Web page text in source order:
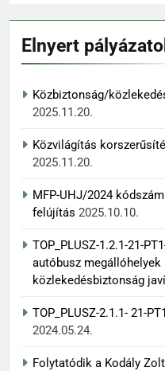
Elnyert
Közbiztonság/
2025.11.20.
Közvilágítás
2025.11.20.
MFP-UHJ/2024
felújítás 2025.10.10.
TOP_PLUSZ-1.2.1-21-
autóbusz
közlekedésbiztonság
TOP_PLUSZ-2.1.1- 21-
2024.05.24.
Folytatódik a Kodály